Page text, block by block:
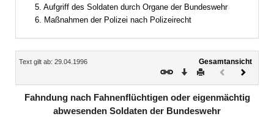
Bereich erweitern
5. Aufgriff des Soldaten durch Organe der Bundeswehr
6. Maßnahmen der Polizei nach Polizeirecht
Inhalt
Text gilt ab: 29.04.1996
Gesamtansicht
Download
DruckenVorheriges
Fahndung nach Fahnenflüchtigen oder eigenmächtig
abwesenden Soldaten der Bundeswehr